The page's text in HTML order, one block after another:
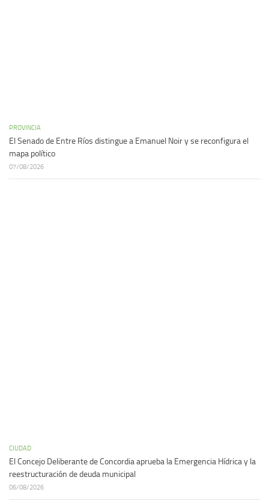
PROVINCIA
El Senado de Entre Ríos distingue a Emanuel Noir y se reconfigura el
mapa político
07/08/2026
CIUDAD
El Concejo Deliberante de Concordia aprueba la Emergencia Hídrica y la
reestructuración de deuda municipal
06/08/2026